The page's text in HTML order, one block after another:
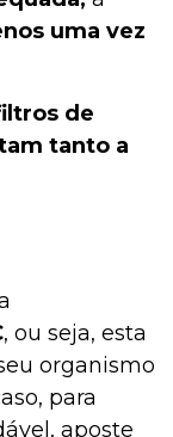
uma vez
de
tanto a
, ou seja, esta
organismo
para
aposte